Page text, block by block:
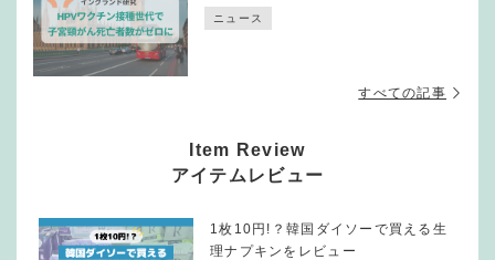
ニュース
すべての記事
Item Review
アイテムレビュー
1枚10円!？韓国ダイソーで買える生
理ナプキンをレビュー